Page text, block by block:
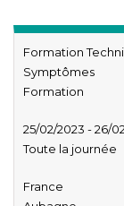
Formation
Symptômes
Formation
25/02/2023 - 26/
Toute la journée
France